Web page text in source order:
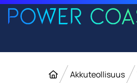
Siirry sisältöön
Siirry etusivulle
Etusivu
Akkuteollisuus